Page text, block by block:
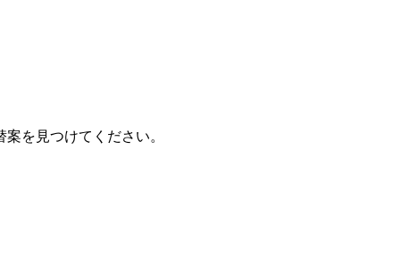
を見つけてください。